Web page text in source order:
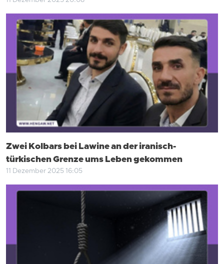
Zwei Kolbars bei Lawine an der iranisch-
türkischen Grenze ums Leben gekommen
11 Dezember 2025 16:05